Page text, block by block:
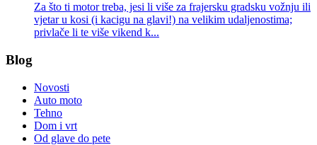
Za što ti motor treba, jesi li više za frajersku gradsku vožnju ili
vjetar u kosi (i kacigu na glavi!) na velikim udaljenostima;
privlače li te više vikend k...
Blog
Novosti
Auto moto
Tehno
Dom i vrt
Od glave do pete